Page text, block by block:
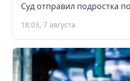
Суд отправил подростка
18:03, 7 августа